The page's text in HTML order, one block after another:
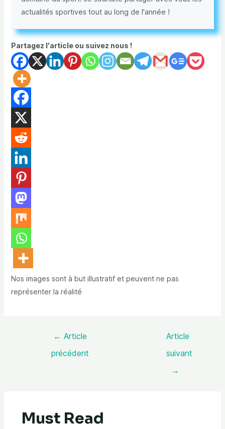
actualités sportives tout au long de l'année !
Partagez l'article ou suivez nous !
Nos images sont à but illustratif et peuvent ne pas
représenter la réalité
← Article
précédent
Article
suivant
→
Must Read